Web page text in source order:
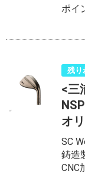
ポイ
残り
<三
オ
SC
鋳造
CNC